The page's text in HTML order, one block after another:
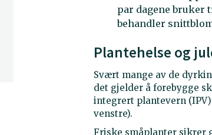
par dagene bruker
behandler
Plantehelse og
Svært mange av de
det gjelder å forebygge
integrert plantevern
venstre).
Friske småplanter sikrer